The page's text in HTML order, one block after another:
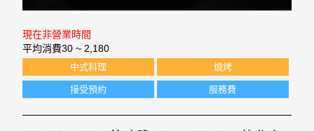
現在非營業時間
平均消費30 ~ 2,180
中式料理 燒烤
接受預約 服務費